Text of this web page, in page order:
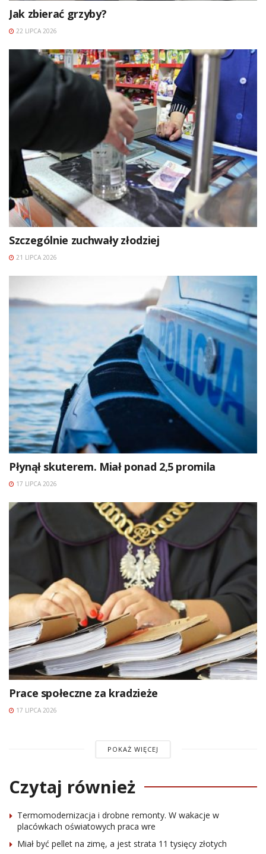
Jak zbierać grzyby?
22 LIPCA 2026
Szczególnie zuchwały złodziej
21 LIPCA 2026
Płynął skuterem. Miał ponad 2,5 promila
17 LIPCA 2026
Prace społeczne za kradzieże
17 LIPCA 2026
POKAŻ WIĘCEJ
Czytaj również
Termomodernizacja i drobne remonty. W wakacje w
placówkach oświatowych praca wre
Miał być pellet na zimę, a jest strata 11 tysięcy złotych